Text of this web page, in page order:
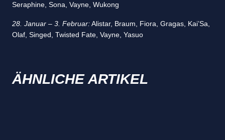
Seraphine, Sona, Vayne, Wukong
28. Januar – 3. Februar:Alistar, Braum, Fiora, Gragas, Kai’Sa,
Olaf, Singed, Twisted Fate, Vayne, Yasuo
ÄHNLICHE ARTIKEL